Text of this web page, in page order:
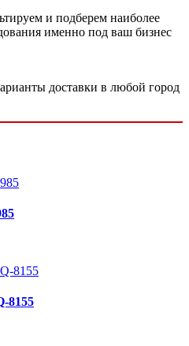
и подберем наиболее
именно под ваш бизнес
доставки в любой город
8155